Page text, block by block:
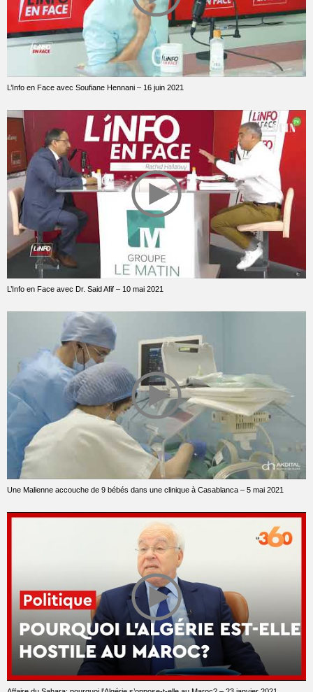
L’Info en Face avec Soufiane Hennani – 16 juin 2021
L’Info en Face avec Dr. Said Afif – 10 mai 2021
Une Malienne accouche de 9 bébés dans une clinique à Casablanca – 5 mai 2021